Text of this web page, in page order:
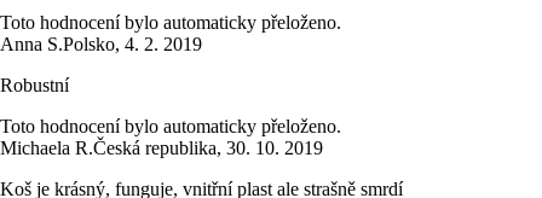
Toto hodnocení bylo automaticky přeloženo.
Anna S.Polsko, 4. 2. 2019
Robustní
Toto hodnocení bylo automaticky přeloženo.
Michaela R.Česká republika, 30. 10. 2019
Koš je krásný, funguje, vnitřní plast ale strašně smrdí